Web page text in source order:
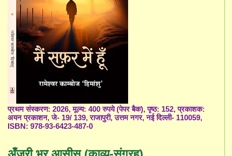
प्रथम संस्करण: 2026, मूल्य: 400 रुपये (पेपर बैक), पृष्ठ: 152, प्रकाशक:
अयन प्रकाशन, जे- 19/ 139, राजापुरी, उत्तम नगर, नई दिल्ली- 110059,
ISBN: 978-93-6423-487-0